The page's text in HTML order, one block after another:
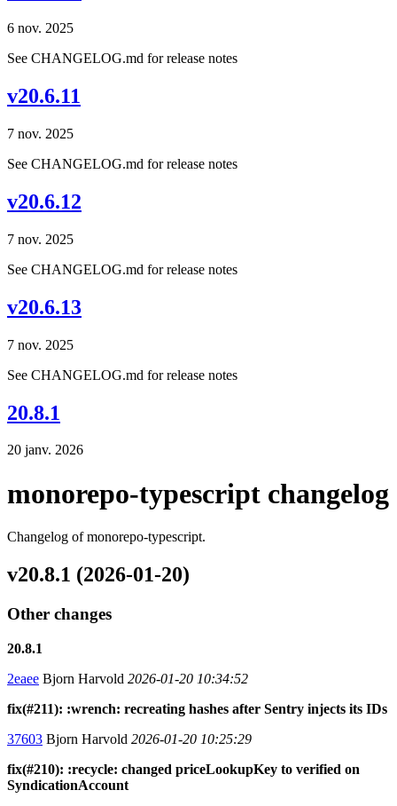
6 nov. 2025
See CHANGELOG.md for release notes
v20.6.11
7 nov. 2025
See CHANGELOG.md for release notes
v20.6.12
7 nov. 2025
See CHANGELOG.md for release notes
v20.6.13
7 nov. 2025
See CHANGELOG.md for release notes
20.8.1
20 janv. 2026
monorepo-typescript changelog
Changelog of monorepo-typescript.
v20.8.1 (2026-01-20)
Other changes
20.8.1
2eaee Bjorn Harvold 2026-01-20 10:34:52
fix(#211): :wrench: recreating hashes after Sentry injects its IDs
37603 Bjorn Harvold 2026-01-20 10:25:29
fix(#210): :recycle: changed priceLookupKey to verified on
SyndicationAccount